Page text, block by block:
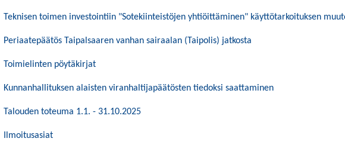
Teknisen toimen investointiin "Sotekiinteistöjen yhtiöittäminen" käyttötarkoituksen
Periaatepäätös Taipalsaaren vanhan sairaalan (Taipolis) jatkosta
Toimielinten pöytäkirjat
Kunnanhallituksen alaisten viranhaltijapäätösten tiedoksi saattaminen
Talouden toteuma 1.1. - 31.10.2025
Ilmoitusasiat